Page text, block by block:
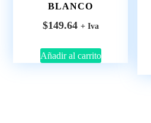
BLANCO
$149.64 + Iva
Añadir al carrito